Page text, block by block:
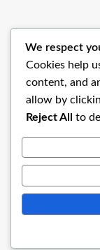
We respect
Cookies help
content, and
allow by
Reject All
to